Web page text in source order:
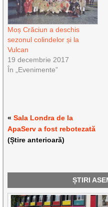
Moș Crăciun a deschis
sezonul colindelor și la
Vulcan
19 decembrie 2017
În „Evenimente”
«Sala Londra de la
ApaServ a fost rebotezată
(Știre anterioară)
ȘTIRI